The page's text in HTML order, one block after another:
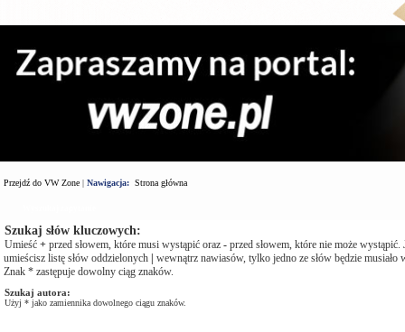
Przejdź do VW Zone | Nawigacja: Strona główna
Szukaj słów kluczowych:
Umieść + przed słowem, które musi wystąpić oraz - przed słowem, które nie może wystąpić.
umieścisz listę słów oddzielonych | wewnątrz nawiasów, tylko jedno ze słów będzie musiało
Znak * zastępuje dowolny ciąg znaków.
Szukaj autora:
Użyj * jako zamiennika dowolnego ciągu znaków.